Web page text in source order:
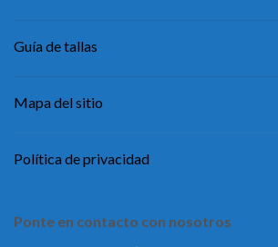
Guía de tallas
Mapa del sitio
Política de privacidad
Ponte en contacto con nosotros